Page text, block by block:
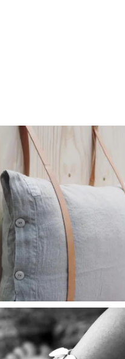
linliving
Jul 2